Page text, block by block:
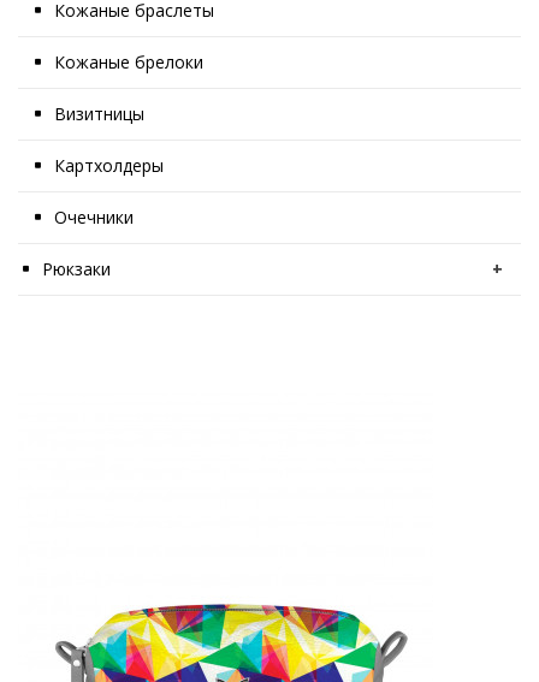
Кожаные браслеты
Кожаные брелоки
Визитницы
Картхолдеры
Очечники
Рюкзаки +